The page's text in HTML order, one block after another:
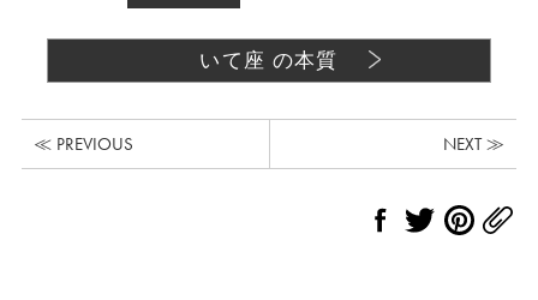
いて座 の本質
≪ PREVIOUS NEXT ≫